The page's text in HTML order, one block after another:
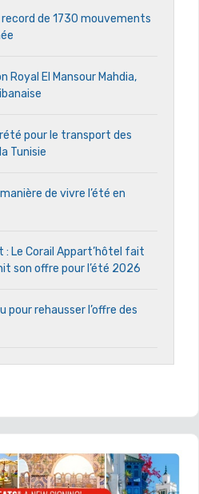
de 1730 mouvements
Royal El Mansour Mahdia,
pour le transport des
Tunisie
de vivre l’été en
: Le Corail Appart’hôtel fait
son offre pour l’été 2026
pour rehausser l’offre des